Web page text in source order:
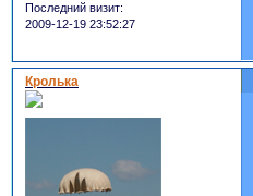
Последний визит:
2009-12-19 23:52:27
Кролька